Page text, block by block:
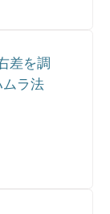
差を調
ラ法